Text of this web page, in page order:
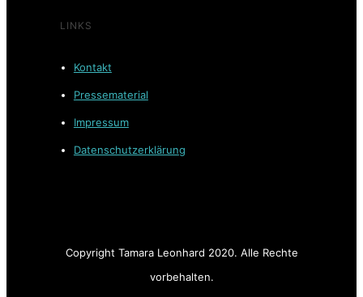
LINKS
Kontakt
Pressematerial
Impressum
Datenschutzerklärung
Copyright Tamara Leonhard 2020. Alle Rechte
vorbehalten.